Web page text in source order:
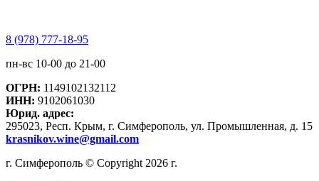
8 (978) 777-18-95
пн-вс 10-00 до 21-00
ОГРН: 1149102132112
ИНН: 9102061030
Юрид. адрес:
295023, Респ. Крым, г. Симферополь, ул. Промышленная, д. 15
krasnikov.wine@gmail.com
г. Симферополь © Copyright 2026 г.